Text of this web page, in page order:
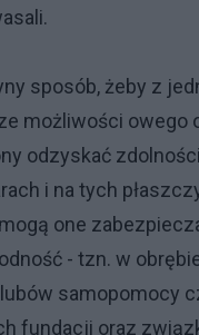
sposób, żeby z
możliwości owego
odzyskać
i na tych
one
- tzn. w
samopomocy
fundacji oraz